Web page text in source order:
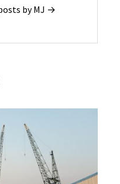
by MJ →